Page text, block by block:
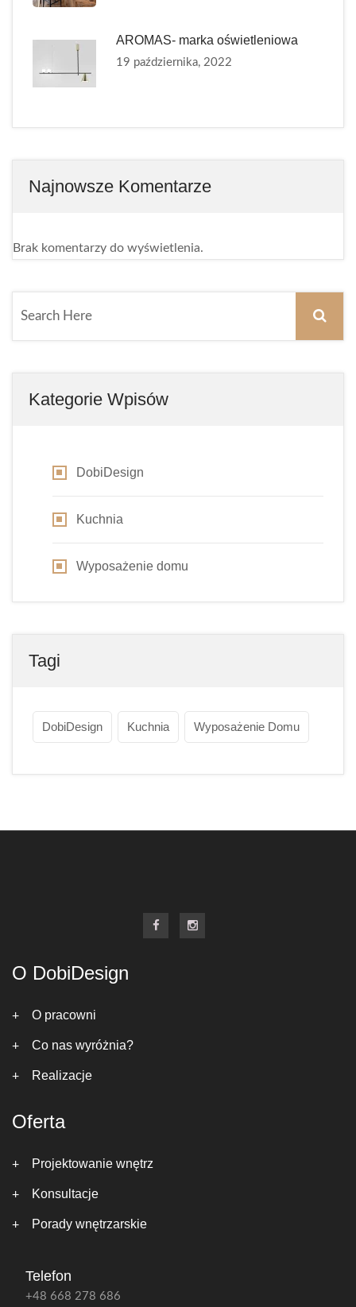
AROMAS- marka oświetleniowa
19 października, 2022
Najnowsze Komentarze
Brak komentarzy do wyświetlenia.
Kategorie Wpisów
DobiDesign
Kuchnia
Wyposażenie domu
Tagi
DobiDesign Kuchnia Wyposażenie Domu
O DobiDesign
O pracowni
Co nas wyróżnia?
Realizacje
Oferta
Projektowanie wnętrz
Konsultacje
Porady wnętrzarskie
Telefon
+48 668 278 686